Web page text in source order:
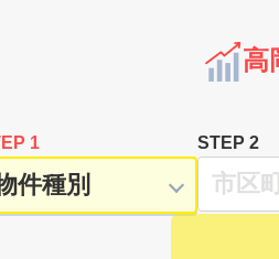
高
1 STEP 2